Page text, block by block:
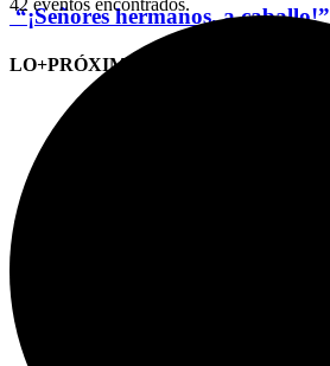
“¡Señores hermanos, a caballo!”
LO+PRÓXIMO (CITAS)
42 eventos encontrados.